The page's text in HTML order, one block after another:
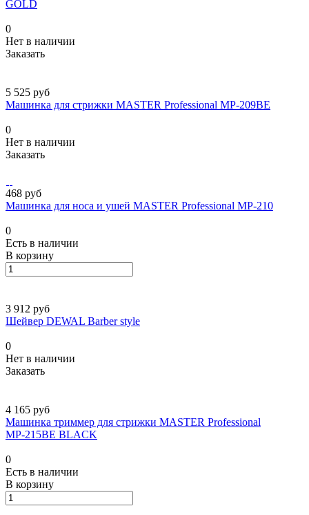
GOLD
0
Нет в наличии
Заказать
5 525 руб
Машинка для стрижки MASTER Professional MP-209BE
0
Нет в наличии
Заказать
468 руб
Машинка для носа и ушей MASTER Professional MP-210
0
Есть в наличии
В корзину
3 912 руб
Шейвер DEWAL Barber style
0
Нет в наличии
Заказать
4 165 руб
Машинка триммер для стрижки MASTER Professional
МР-215BE BLACK
0
Есть в наличии
В корзину